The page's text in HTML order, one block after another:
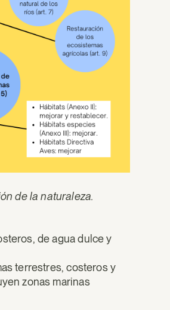
de la naturaleza.
de agua dulce y
terrestres, costeros y
zonas marinas